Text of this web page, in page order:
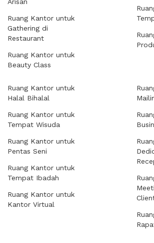
Ruang Kantor untuk
Gathering di
Restaurant
Ruang Kantor untuk
Beauty Class
Ruang Kantor untuk
Halal Bihalal
Ruang Kantor untuk
Tempat Wisuda
Ruang Kantor untuk
Pentas Seni
Ruang Kantor untuk
Tempat Ibadah
Ruang Kantor untuk
Kantor Virtual